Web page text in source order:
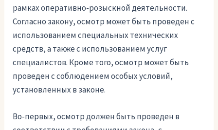
рамках оперативно-розыскной деятельности.
Согласно закону, осмотр может быть проведен с
использованием специальных технических
средств, а также с использованием услуг
специалистов. Кроме того, осмотр может быть
проведен с соблюдением особых условий,
установленных в законе.
Во-первых, осмотр должен быть проведен в